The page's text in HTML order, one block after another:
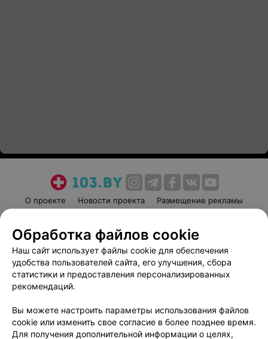
О проекте Новости проекта
Размещение рекламы
Пользовательское соглашение
Способы оплаты
Вакансии
Партнеры
Написать руководителю 103.by
Обработка персональных данных
Обработка файлов cookie
Наш сайт использует файлы cookie для обеспечения
удобства пользователей сайта, его улучшения, сбора
статистики и предоставления персонализированных
рекомендаций.
Вы можете настроить параметры использования файлов
cookie или изменить свое согласие в более позднее время.
Для получения дополнительной информации о целях,